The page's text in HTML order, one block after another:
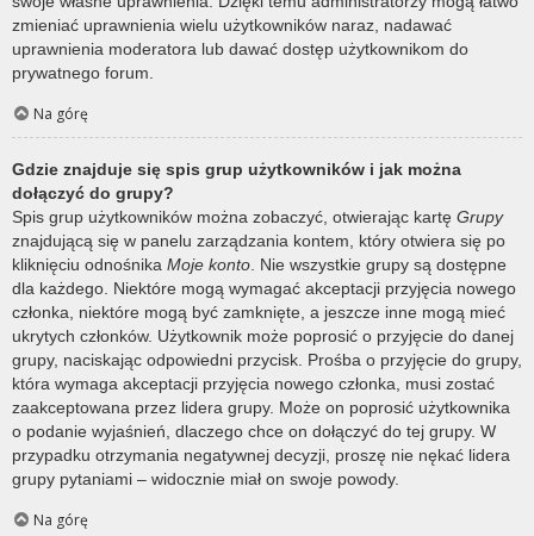
zmieniać uprawnienia wielu użytkowników naraz, nadawać
uprawnienia moderatora lub dawać dostęp użytkownikom do
prywatnego forum.
Na górę
Gdzie znajduje się spis grup użytkowników i jak można
dołączyć do grupy?
Spis grup użytkowników można zobaczyć, otwierając kartę Grupy
znajdującą się w panelu zarządzania kontem, który otwiera się po
kliknięciu odnośnika Moje konto . Nie wszystkie grupy są dostępne
dla każdego. Niektóre mogą wymagać akceptacji przyjęcia nowego
członka, niektóre mogą być zamknięte, a jeszcze inne mogą mieć
ukrytych członków. Użytkownik może poprosić o przyjęcie do danej
grupy, naciskając odpowiedni przycisk. Prośba o przyjęcie do grupy,
która wymaga akceptacji przyjęcia nowego członka, musi zostać
zaakceptowana przez lidera grupy. Może on poprosić użytkownika
o podanie wyjaśnień, dlaczego chce on dołączyć do tej grupy. W
przypadku otrzymania negatywnej decyzji, proszę nie nękać lidera
grupy pytaniami – widocznie miał on swoje powody.
Na górę